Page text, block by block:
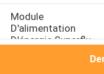
Module
D'alimentation
D'énergie Superflu
Module De Digital I O